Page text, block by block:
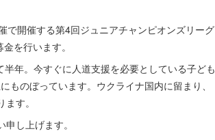
開催する第4回ジュニアチャンピオンズリーグ
を行います。
年。今すぐに人道支援を必要としている子ども
のぼっています。ウクライナ国内に留まり、
す。
し上げます。